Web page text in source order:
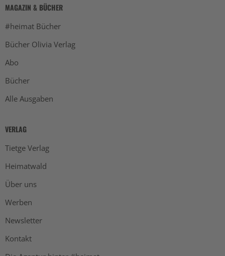
MAGAZIN & BÜCHER
#heimat Bücher
Bücher Olivia Verlag
Abo
Bücher
Alle Ausgaben
VERLAG
Tietge Verlag
Heimatwald
Über uns
Werben
Newsletter
Kontakt